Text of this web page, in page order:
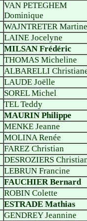
VAN PETEGHEM
Dominique
WAJNTRETER Martine
LAINE Jocelyne
MILSAN Frédéric
THOMAS Micheline
ALBARELLI
LAUDE Joëlle
SOREL Michel
TEL Teddy
MAURIN Philippe
MENKE Jeanne
MOLINA Renée
FAREZ Christian
DESROZIERS
LEBRUN Francine
FAUCHIER Bernard
ROBIN Colette
ESTRADE Mathias
GENDREY Jeannine